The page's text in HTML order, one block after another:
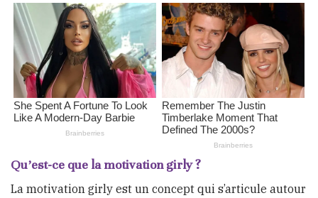
Qu’est-ce que la motivation girly ?
La motivation girly est un concept qui s’articule autour